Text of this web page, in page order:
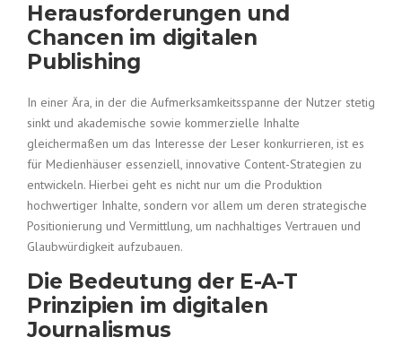
Herausforderungen und
Chancen im digitalen
Publishing
In einer Ära, in der die Aufmerksamkeitsspanne der Nutzer stetig
sinkt und akademische sowie kommerzielle Inhalte
gleichermaßen um das Interesse der Leser konkurrieren, ist es
für Medienhäuser essenziell, innovative Content-Strategien zu
entwickeln. Hierbei geht es nicht nur um die Produktion
hochwertiger Inhalte, sondern vor allem um deren strategische
Positionierung und Vermittlung, um nachhaltiges Vertrauen und
Glaubwürdigkeit aufzubauen.
Die Bedeutung der E-A-T
Prinzipien im digitalen
Journalismus